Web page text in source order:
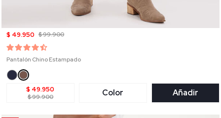
$ 49.950 $ 99.900
Pantalón Chino Estampado
$ 49.950
$ 99.900 Color Añadir